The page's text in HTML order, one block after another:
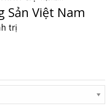
Sản Việt Nam
trị